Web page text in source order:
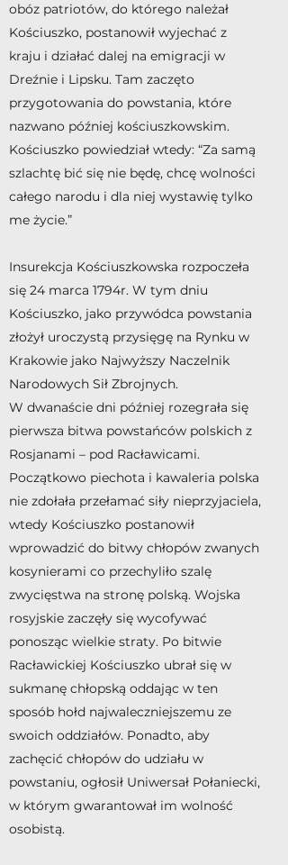
obóz patriotów, do którego należał
Kościuszko, postanowił wyjechać z
kraju i działać dalej na emigracji w
Dreźnie i Lipsku. Tam zaczęto
przygotowania do powstania, które
nazwano później kościuszkowskim.
Kościuszko powiedział wtedy: “Za samą
szlachtę bić się nie będę, chcę wolności
całego narodu i dla niej wystawię tylko
me życie.”
Insurekcja Kościuszkowska rozpoczeła
się 24 marca 1794r. W tym dniu
Kościuszko, jako przywódca powstania
złożył uroczystą przysięgę na Rynku w
Krakowie jako Najwyższy Naczelnik
Narodowych Sił Zbrojnych.
W dwanaście dni później rozegrała się
pierwsza bitwa powstańców polskich z
Rosjanami – pod Racławicami.
Początkowo piechota i kawaleria polska
nie zdołała przełamać siły nieprzyjaciela,
wtedy Kościuszko postanowił
wprowadzić do bitwy chłopów zwanych
kosynierami co przechyliło szalę
zwycięstwa na stronę polską. Wojska
rosyjskie zaczęły się wycofywać
ponosząc wielkie straty. Po bitwie
Racławickiej Kościuszko ubrał się w
sukmanę chłopską oddając w ten
sposób hołd najwaleczniejszemu ze
swoich oddziałów. Ponadto, aby
zachęcić chłopów do udziału w
powstaniu, ogłosił Uniwersał Połaniecki,
w którym gwarantował im wolność
osobistą.